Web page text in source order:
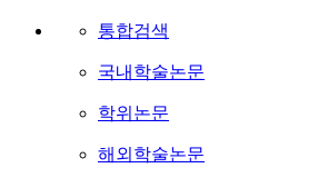
통합검색
국내학술논문
학위논문
해외학술논문